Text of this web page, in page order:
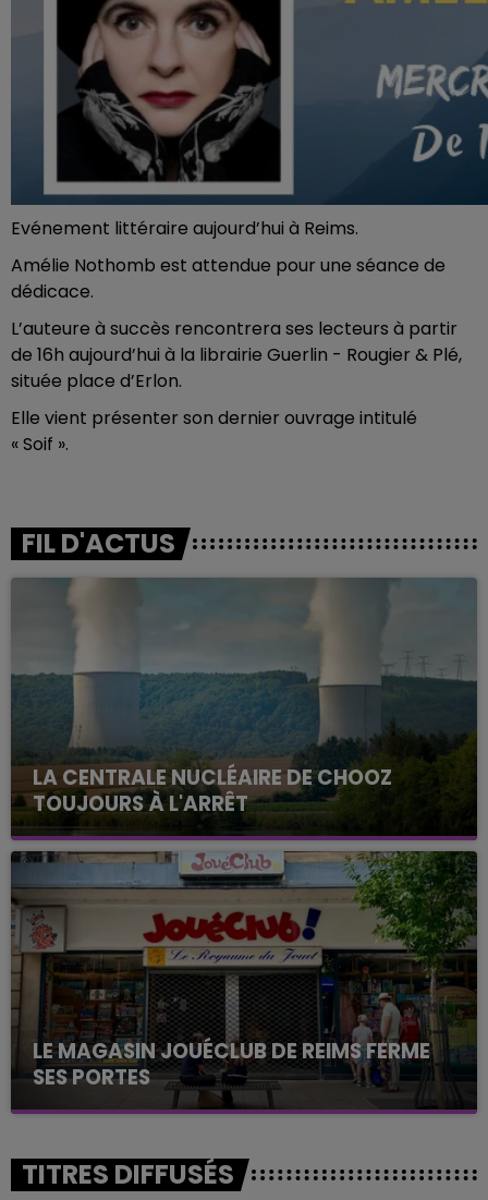
Evénement littéraire aujourd’hui à Reims.
Amélie Nothomb est attendue pour une séance de
dédicace.
L’auteure à succès rencontrera ses lecteurs à partir
de 16h aujourd’hui à la librairie Guerlin - Rougier & Plé,
située place d’Erlon.
Elle vient présenter son dernier ouvrage intitulé
« Soif ».
FIL D'ACTUS
LA CENTRALE NUCLÉAIRE DE CHOOZ
TOUJOURS À L'ARRÊT
Cela fait déjà une semaine que la centrale
nucléaire ardennaise est à l'arrêt. Une situation
justifiée par la sécheresse intense qui est toujours
présente.
LE MAGASIN JOUÉCLUB DE REIMS FERME
SES PORTES
C'était l'une des institutions du centre-ville
fermer ses portes.
TITRES DIFFUSÉS